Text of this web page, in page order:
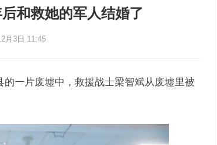
和救她的军人结婚了
月3日 11:45
一片废墟中，救援战士梁智斌从废墟里被